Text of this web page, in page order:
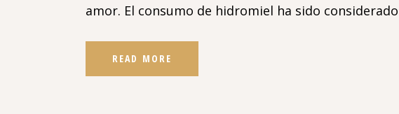
amor. El consumo de hidromiel ha sido considerado
READ MORE